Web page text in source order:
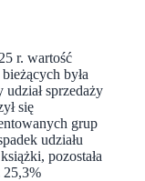
r. wartość
była
sprzedaży
się
grup
udziału
pozostała
25,3%